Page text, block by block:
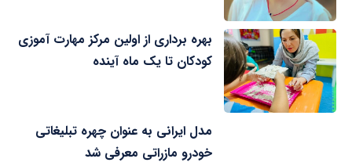
بهره برداری از اولین مرکز مهارت آموزی
کودکان تا یک ماه آینده
مدل ایرانی به عنوان چهره تبلیغاتی
خودرو مازراتی معرفی شد